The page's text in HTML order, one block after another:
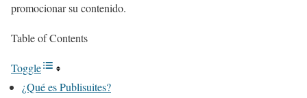
promocionar su contenido.
Table of Contents
Toggle
¿Qué es Publisuites?